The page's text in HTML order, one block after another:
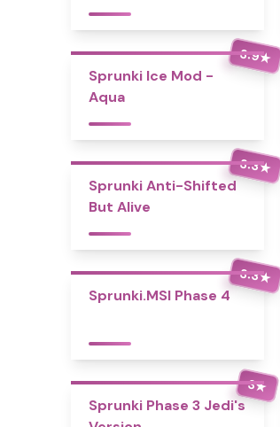
3.9★
Sprunki Ice Mod -
Aqua
3.3★
Sprunki Anti-Shifted
But Alive
3.3★
Sprunki.MSI Phase 4
3★
Sprunki Phase 3 Jedi's